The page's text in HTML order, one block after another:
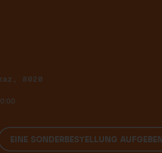
8020
EINE SONDERBESTELLUNG AUFGEBEN